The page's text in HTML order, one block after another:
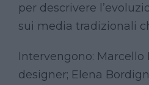
per descrivere
sui media tradizionali
Intervengono:
designer; Elena